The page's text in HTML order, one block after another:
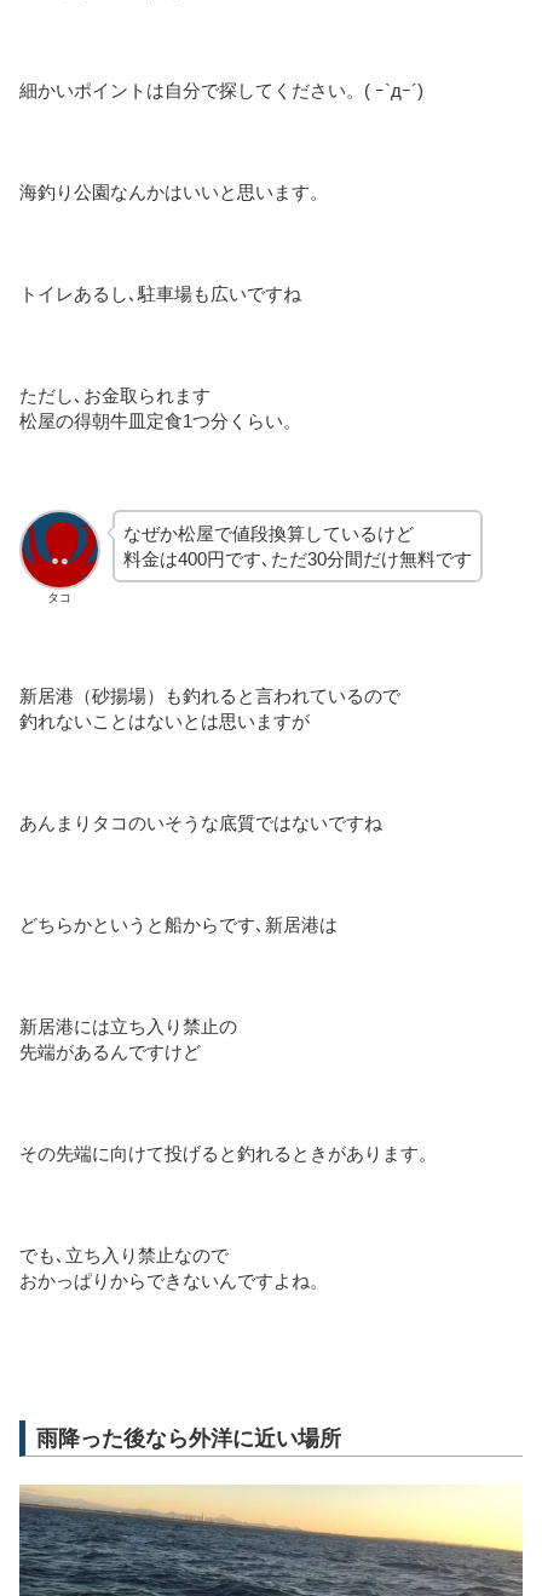
細かいポイントは自分で探してください。( ｰ`дｰ´)
海釣り公園なんかはいいと思います。
トイレあるし､駐車場も広いですね
ただし､お金取られます
松屋の得朝牛皿定食1つ分くらい。
タコ
なぜか松屋で値段換算しているけど
料金は400円です､ただ30分間だけ無料です
新居港（砂揚場）も釣れると言われているので
釣れないことはないとは思いますが
あんまりタコのいそうな底質ではないですね
どちらかというと船からです､新居港は
新居港には立ち入り禁止の
先端があるんですけど
その先端に向けて投げると釣れるときがあります。
でも､立ち入り禁止なので
おかっぱりからできないんですよね。
雨降った後なら外洋に近い場所